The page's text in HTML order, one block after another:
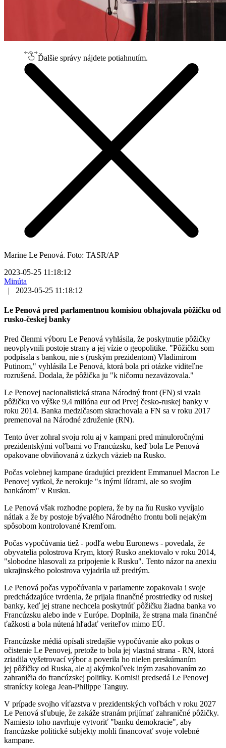
Ďalšie správy nájdete potiahnutím.
Marine Le Penová. Foto: TASR/AP
2023-05-25 11:18:12
Minúta
|
2023-05-25 11:18:12
Le Penová pred parlamentnou komisiou obhajovala pôžičku od
rusko-českej banky
Pred členmi výboru Le Penová vyhlásila, že poskytnutie pôžičky
neovplyvnili postoje strany a jej vízie o geopolitike. "Pôžičku som
podpísala s bankou, nie s (ruským prezidentom) Vladimirom
Putinom," vyhlásila Le Penová, ktorá bola pri otázke viditeľne
rozrušená. Dodala, že pôžička ju "k ničomu nezaväzovala."
Le Penovej nacionalistická strana Národný front (FN) si vzala
pôžičku vo výške 9,4 milióna eur od Prvej česko-ruskej banky v
roku 2014. Banka medzičasom skrachovala a FN sa v roku 2017
premenoval na Národné združenie (RN).
Tento úver zohral svoju rolu aj v kampani pred minuloročnými
prezidentskými voľbami vo Francúzsku, keď bola Le Penová
opakovane obviňovaná z úzkych väzieb na Rusko.
Počas volebnej kampane úradujúci prezident Emmanuel Macron Le
Penovej vytkol, že nerokuje "s inými lídrami, ale so svojím
bankárom" v Rusku.
Le Penová však rozhodne popiera, že by na ňu Rusko vyvíjalo
nátlak a že by postoje bývalého Národného frontu boli nejakým
spôsobom kontrolované Kremľom.
Počas vypočúvania tiež - podľa webu Euronews - povedala, že
obyvatelia polostrova Krym, ktorý Rusko anektovalo v roku 2014,
"slobodne hlasovali za pripojenie k Rusku". Tento názor na anexiu
ukrajinského polostrova vyjadrila už predtým.
Le Penová počas vypočúvania v parlamente zopakovala i svoje
predchádzajúce tvrdenia, že prijala finančné prostriedky od ruskej
banky, keď jej strane nechcela poskytnúť pôžičku žiadna banka vo
Francúzsku alebo inde v Európe. Doplnila, že strana mala finančné
ťažkosti a bola nútená hľadať veriteľov mimo EÚ.
Francúzske médiá opísali stredajšie vypočúvanie ako pokus o
očistenie Le Penovej, pretože to bola jej vlastná strana - RN, ktorá
zriadila vyšetrovací výbor a poverila ho nielen preskúmaním
jej pôžičky od Ruska, ale aj akýmkoľvek iným zasahovaním zo
zahraničia do francúzskej politiky. Komisii predsedá Le Penovej
stranícky kolega Jean-Philippe Tanguy.
V prípade svojho víťazstva v prezidentských voľbách v roku 2027
Le Penová sľubuje, že zakáže stranám prijímať zahraničné pôžičky.
Namiesto toho navrhuje vytvoriť "banku demokracie", aby
francúzske politické subjekty mohli financovať svoje volebné
kampane.